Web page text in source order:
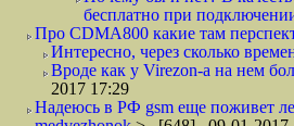
бесплатно при
Про CDMA800 какие там
Интересно, через сколько
Вроде как у Virezon-а на нем
2017 17:29
Надеюсь в РФ gsm еще поживет